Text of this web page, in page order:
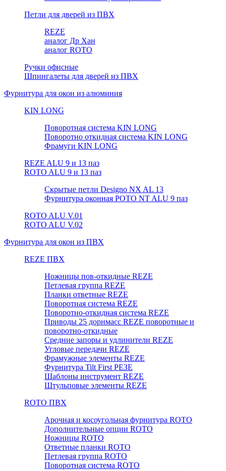
Петли для дверей из ПВХ
REZE
аналог Др Хан
аналог ROTO
Ручки офисные
Шпингалеты для дверей из ПВХ
Фурнитура для окон из алюминия
KIN LONG
Поворотная система KIN LONG
Поворотно откидная система KIN LONG
Фрамуги KIN LONG
REZE ALU 9 и 13 паз
ROTO ALU 9 и 13 паз
Скрытые петли Designo NX AL 13
Фурнитура оконная РОТО NT ALU 9 паз
ROTO ALU V.01
ROTO ALU V.02
Фурнитура для окон из ПВХ
REZE ПВХ
Ножницы пов-откидные REZE
Петлевая группа REZE
Планки ответные REZE
Поворотная система REZE
Поворотно-откидная система REZE
Приводы 25 дорнмасс REZE поворотные и
поворотно-откидные
Средние запоры и удлинители REZE
Угловые передачи REZE
Фрамужные элементы REZE
Фурнитура Tilt First РЕЗЕ
Шаблоны инструмент REZE
Штульповые элементы REZE
RОTO ПВХ
Арочная и косоугольная фурнитура ROTO
Дополнительные опции ROTO
Ножницы ROTO
Ответные планки ROTO
Петлевая группа ROTO
Поворотная система ROTO